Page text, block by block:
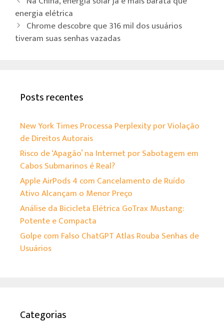
ok p
p
energia elétrica
Chrome descobre que 316 mil dos usuários
tiveram suas senhas vazadas
Posts recentes
New York Times Processa Perplexity por Violação
de Direitos Autorais
Risco de ‘Apagão’ na Internet por Sabotagem em
Cabos Submarinos é Real?
Apple AirPods 4 com Cancelamento de Ruído
Ativo Alcançam o Menor Preço
Análise da Bicicleta Elétrica GoTrax Mustang:
Potente e Compacta
Golpe com Falso ChatGPT Atlas Rouba Senhas de
Usuários
Categorias